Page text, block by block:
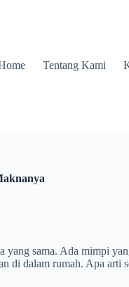
Tentang Kami
sama. Ada mimpi
di dalam rumah. Apa